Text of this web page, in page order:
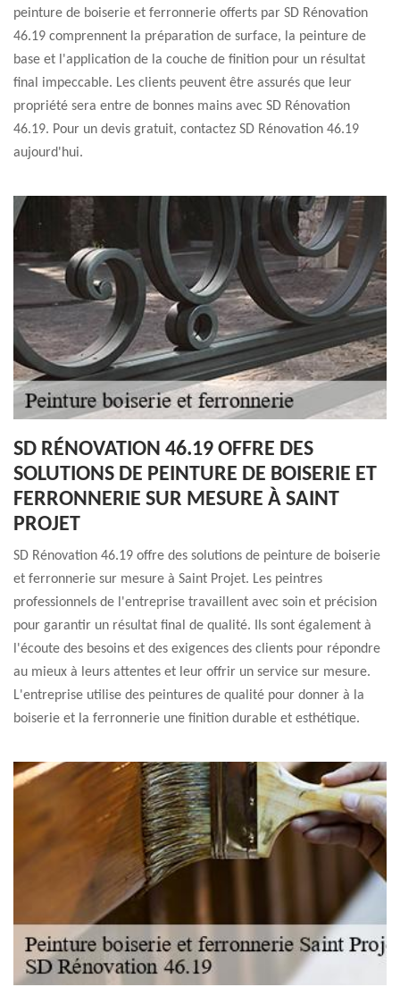
peinture de boiserie et ferronnerie offerts par SD Rénovation
46.19 comprennent la préparation de surface, la peinture de
base et l'application de la couche de finition pour un résultat
final impeccable. Les clients peuvent être assurés que leur
propriété sera entre de bonnes mains avec SD Rénovation
46.19. Pour un devis gratuit, contactez SD Rénovation 46.19
aujourd'hui.
SD RÉNOVATION 46.19 OFFRE DES
SOLUTIONS DE PEINTURE DE BOISERIE ET
FERRONNERIE SUR MESURE À SAINT
PROJET
SD Rénovation 46.19 offre des solutions de peinture de boiserie
et ferronnerie sur mesure à Saint Projet. Les peintres
professionnels de l'entreprise travaillent avec soin et précision
pour garantir un résultat final de qualité. Ils sont également à
l'écoute des besoins et des exigences des clients pour répondre
au mieux à leurs attentes et leur offrir un service sur mesure.
L'entreprise utilise des peintures de qualité pour donner à la
boiserie et la ferronnerie une finition durable et esthétique.